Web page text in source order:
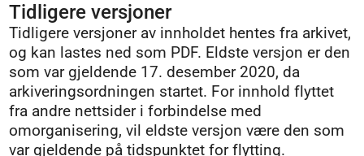
Tidligere versjoner
Tidligere versjoner av innholdet hentes fra arkivet,
og kan lastes ned som PDF. Eldste versjon er den
som var gjeldende 17. desember 2020, da
arkiveringsordningen startet. For innhold flyttet
fra andre nettsider i forbindelse med
omorganisering, vil eldste versjon være den som
var gjeldende på tidspunktet for flytting.